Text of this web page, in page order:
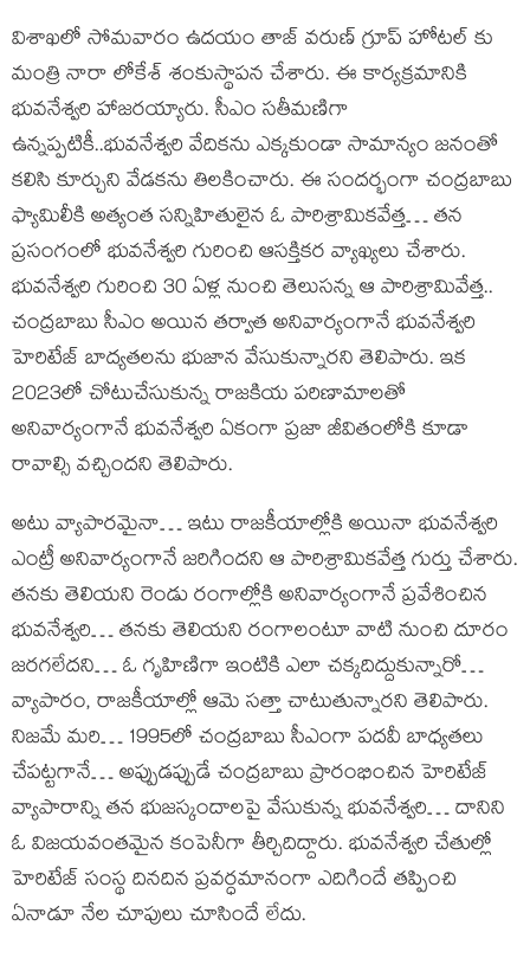
విశాఖలో సోమవారం ఉదయం తాజ్ వరుణ్ గ్రూప్ హోటల్ కు
మంత్రి నారా లోకేశ్ శంకుస్థాపన చేశారు. ఈ కార్యక్రమానికి
భువనేశ్వరి హాజరయ్యారు. సీఎం సతీమణిగా
ఉన్నప్పటికీ..భువనేశ్వరి వేదికను ఎక్కకుండా సామాన్యం జనంతో
కలిసి కూర్చుని వేడకను తిలకించారు. ఈ సందర్భంగా చంద్రబాబు
ఫ్యామిలీకి అత్యంత సన్నిహితులైన ఓ పారిశ్రామికవేత్త… తన
ప్రసంగంలో భువనేశ్వరి గురించి ఆసక్తికర వ్యాఖ్యలు చేశారు.
భువనేశ్వరి గురించి 30 ఏళ్ల నుంచి తెలుసన్న ఆ పారిశ్రామివేత్త..
చంద్రబాబు సీఎం అయిన తర్వాత అనివార్యంగానే భువనేశ్వరి
హెరిటేజ్ బాద్యతలను భుజాన వేసుకున్నారని తెలిపారు. ఇక
2023లో చోటుచేసుకున్న రాజకియ పరిణామాలతో
అనివార్యంగానే భువనేశ్వరి ఏకంగా ప్రజా జీవితంలోకి కూడా
రావాల్సి వచ్చిందని తెలిపారు.
అటు వ్యాపారమైనా… ఇటు రాజకీయాల్లోకి అయినా భువనేశ్వరి
ఎంట్రీ అనివార్యంగానే జరిగిందని ఆ పారిశ్రామికవేత్త గుర్తు చేశారు.
తనకు తెలియని రెండు రంగాల్లోకి అనివార్యంగానే ప్రవేశించిన
భువనేశ్వరి… తనకు తెలియని రంగాలంటూ వాటి నుంచి దూరం
జరగలేదని… ఓ గృహిణిగా ఇంటికి ఎలా చక్కదిద్దుకున్నారో…
వ్యాపారం, రాజకీయాల్లో ఆమె సత్తా చాటుతున్నారని తెలిపారు.
నిజమే మరి… 1995లో చంద్రబాబు సీఎంగా పదవీ బాధ్యతలు
చేపట్టగానే… అప్పుడప్పుడే చంద్రబాబు ప్రారంభించిన హెరిటేజ్
వ్యాపారాన్ని తన భుజస్కందాలపై వేసుకున్న భువనేశ్వరి… దానిని
ఓ విజయవంతమైన కంపెనీగా తీర్చిదిద్దారు. భువనేశ్వరి చేతుల్లో
హెరిటేజ్ సంస్థ దినదిన ప్రవర్ధమానంగా ఎదిగిందే తప్పించి
ఏనాడూ నేల చూపులు చూసిందే లేదు.